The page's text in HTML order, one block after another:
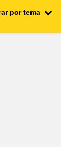
por tema